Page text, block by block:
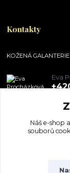
Kontakty
KOŽENÁ GALANTERIE
Eva
Náš e-shop
souborů